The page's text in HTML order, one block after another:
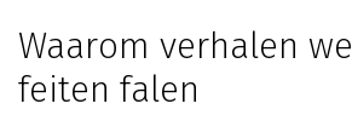
Waarom verhalen
feiten falen